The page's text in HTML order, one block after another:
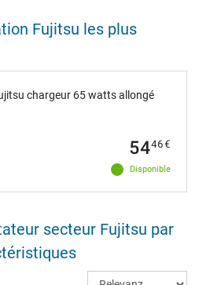
Fujitsu les plus
chargeur 65 watts allongé
Disponible
5446€
secteur Fujitsu par